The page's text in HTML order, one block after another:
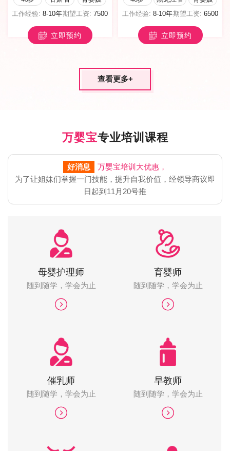
工作经验:8-10年期望工资: 7500
立即预约
工作经验:8-10年期望工资: 6500
立即预约
查看更多+
万婴宝专业培训课程
好消息
万婴宝培训大优惠，
为了让姐妹们掌握一门技能，提升自我价值，经领导商议即
日起到11月20号推
母婴护理师
随到随学，学会为止
育婴师
随到随学，学会为止
催乳师
随到随学，学会为止
早教师
随到随学，学会为止